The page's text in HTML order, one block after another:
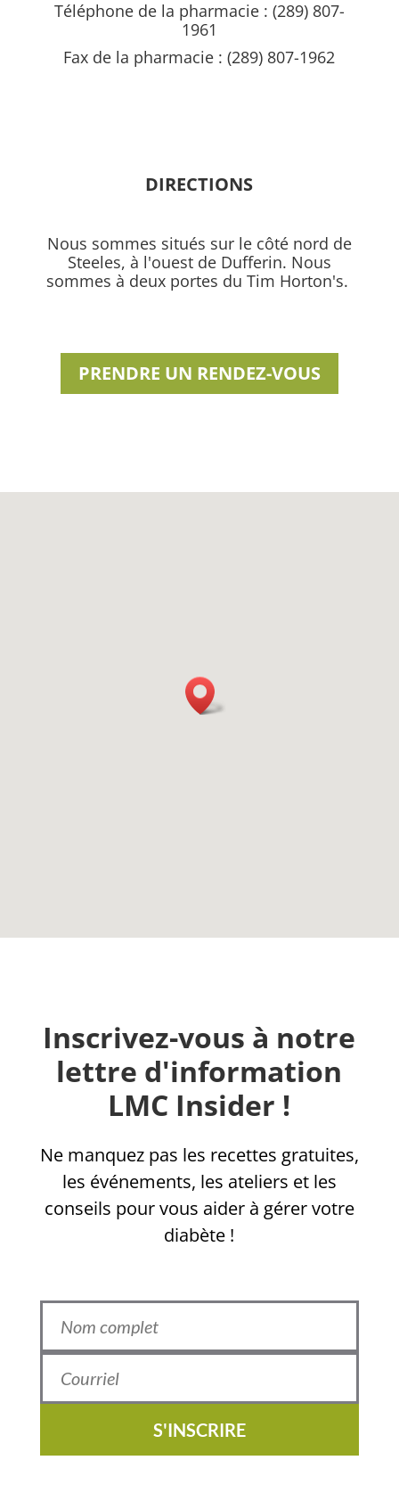
Téléphone de la pharmacie : (289) 807-
1961
Fax de la pharmacie : (289) 807-1962
DIRECTIONS
Nous sommes situés sur le côté nord de
Steeles, à l'ouest de Dufferin. Nous
sommes à deux portes du Tim Horton's.
PRENDRE UN RENDEZ-VOUS
Inscrivez-vous à notre
lettre d'information
LMC Insider !
Ne manquez pas les recettes gratuites,
les événements, les ateliers et les
conseils pour vous aider à gérer votre
diabète !
S'INSCRIRE